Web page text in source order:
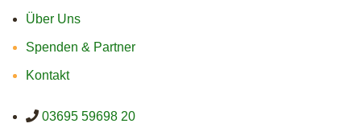
Über Uns
Spenden & Partner
Kontakt
03695 59698 20